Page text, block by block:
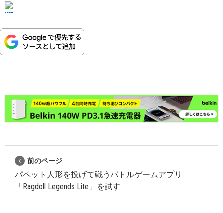
前のページ
パペット人形を投げて戦うバトルゲームアプリ
「Ragdoll Legends Lite」を試す